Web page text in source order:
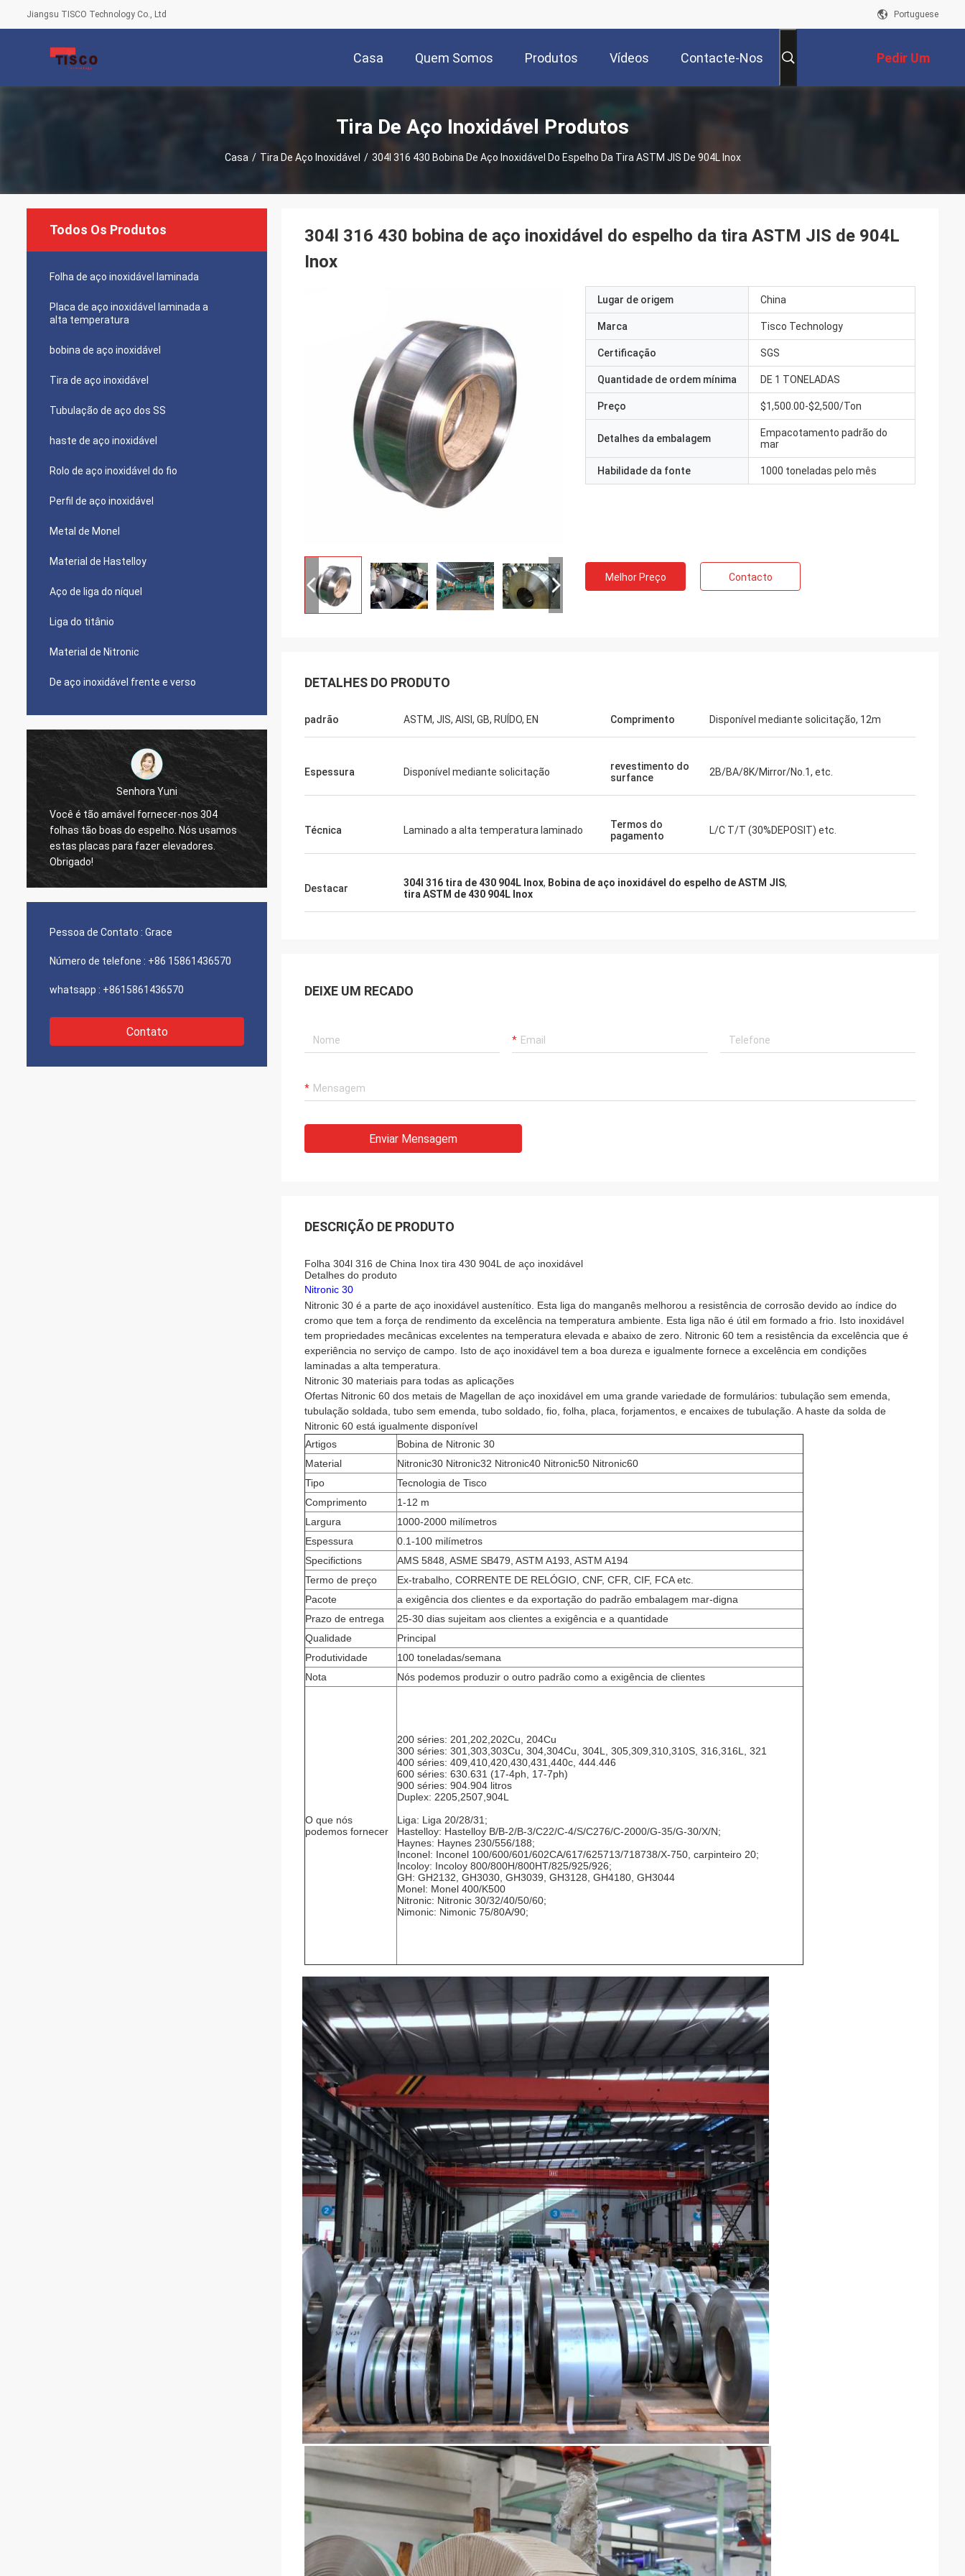
Jiangsu TISCO Technology Co., Ltd Portuguese
Casa Quem Somos Produtos Vídeos Contacte-Nos Pedir Um
Orçamento
Tira De Aço Inoxidável Produtos
Casa / Tira De Aço Inoxidável / 304l 316 430 Bobina De Aço Inoxidável Do Espelho Da Tira ASTM JIS De 904L Inox
Todos Os Produtos
Folha de aço inoxidável laminada
Placa de aço inoxidável laminada a
alta temperatura
bobina de aço inoxidável
Tira de aço inoxidável
Tubulação de aço dos SS
haste de aço inoxidável
Rolo de aço inoxidável do fio
Perfil de aço inoxidável
Metal de Monel
Material de Hastelloy
Aço de liga do níquel
Liga do titânio
Material de Nitronic
De aço inoxidável frente e verso
nos 304
Nós usamos
elevadores.
Diego Nemer
The quality of the pipes is very good, very
nice seamless pipes!
Pessoa de Contato : Grace
Número de telefone : +86 15861436570
whatsapp : +8615861436570
Contato
304l 316 430 bobina de aço inoxidável do espelho da tira ASTM JIS de 904L
Inox
Lugar de origem China
Marca Tisco Technology
Certificação SGS
Quantidade de ordem mínima DE 1 TONELADAS
Preço $1,500.00-$2,500/Ton
Detalhes da embalagem
Empacotamento padrão do
mar
Habilidade da fonte 1000 toneladas pelo mês
Melhor Preço Contacto
DETALHES DO PRODUTO
padrão ASTM, JIS, AISI, GB, RUÍDO, EN Comprimento Disponível mediante solicitação, 12m
Espessura Disponível mediante solicitação
revestimento do
surfance
2B/BA/8K/Mirror/No.1, etc.
Técnica Laminado a alta temperatura laminado
Termos do
pagamento
L/C T/T (30%DEPOSIT) etc.
Destacar 304l 316 tira de 430 904L Inox, Bobina de aço inoxidável do espelho de ASTM JIS,
tira ASTM de 430 904L Inox
DEIXE UM RECADO
Enviar Mensagem
DESCRIÇÃO DE PRODUTO
Folha 304l 316 de China Inox tira 430 904L de aço inoxidável
Detalhes do produto
Nitronic 30
Nitronic 30 é a parte de aço inoxidável austenítico. Esta liga do manganês melhorou a resistência de corrosão devido ao índice do
cromo que tem a força de rendimento da excelência na temperatura ambiente. Esta liga não é útil em formado a frio. Isto inoxidável
tem propriedades mecânicas excelentes na temperatura elevada e abaixo de zero. Nitronic 60 tem a resistência da excelência que é
experiência no serviço de campo. Isto de aço inoxidável tem a boa dureza e igualmente fornece a excelência em condições
laminadas a alta temperatura.
Nitronic 30 materiais para todas as aplicações
Ofertas Nitronic 60 dos metais de Magellan de aço inoxidável em uma grande variedade de formulários: tubulação sem emenda,
tubulação soldada, tubo sem emenda, tubo soldado, fio, folha, placa, forjamentos, e encaixes de tubulação. A haste da solda de
Nitronic 60 está igualmente disponível
Artigos
Bobina de Nitronic 30
Material
Nitronic30 Nitronic32 Nitronic40 Nitronic50 Nitronic60
Tipo
Tecnologia de Tisco
Comprimento
1-12 m
Largura
1000-2000 milímetros
Espessura
0.1-100 milímetros
Specifictions
AMS 5848, ASME SB479, ASTM A193, ASTM A194
Termo de preço
Ex-trabalho, CORRENTE DE RELÓGIO, CNF, CFR, CIF, FCA etc.
Pacote
a exigência dos clientes e da exportação do padrão embalagem mar-digna
Prazo de entrega
25-30 dias sujeitam aos clientes a exigência e a quantidade
Qualidade
Principal
Produtividade
100 toneladas/semana
Nota
Nós podemos produzir o outro padrão como a exigência de clientes
O que nós
podemos fornecer
200 séries: 201,202,202Cu, 204Cu
300 séries: 301,303,303Cu, 304,304Cu, 304L, 305,309,310,310S, 316,316L, 321
400 séries: 409,410,420,430,431,440c, 444.446
600 séries: 630.631 (17-4ph, 17-7ph)
900 séries: 904.904 litros
Duplex: 2205,2507,904L
Liga: Liga 20/28/31;
Hastelloy: Hastelloy B/B-2/B-3/C22/C-4/S/C276/C-2000/G-35/G-30/X/N;
Haynes: Haynes 230/556/188;
Inconel: Inconel 100/600/601/602CA/617/625713/718738/X-750, carpinteiro 20;
Incoloy: Incoloy 800/800H/800HT/825/925/926;
GH: GH2132, GH3030, GH3039, GH3128, GH4180, GH3044
Monel: Monel 400/K500
Nitronic: Nitronic 30/32/40/50/60;
Nimonic: Nimonic 75/80A/90;